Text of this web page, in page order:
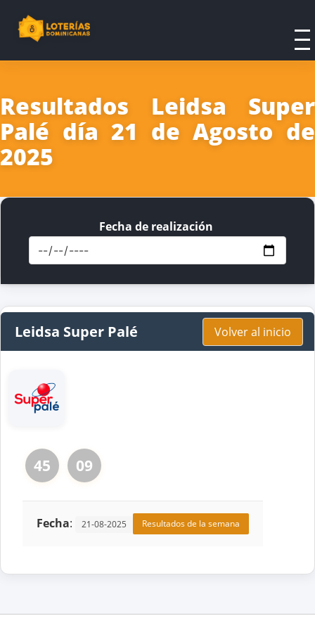
Resultados Leidsa Super
Palé día 21 de Agosto de
2025
Fecha de realización
Leidsa Super Palé Volver al inicio
45 09
Fecha: 21-08-2025 Resultados de la semana